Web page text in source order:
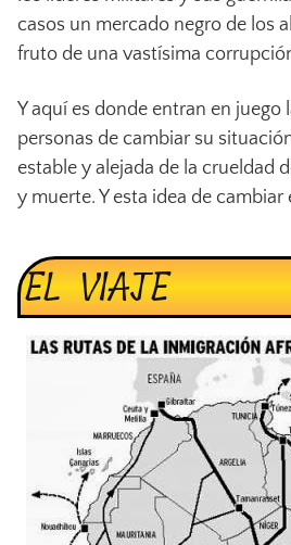
casos un mercado negro de los
fruto de una vastísima
Y aquí es donde entran en juego
personas de cambiar su
estable y alejada de la crueldad
y muerte. Y esta idea de
EL VIAJE